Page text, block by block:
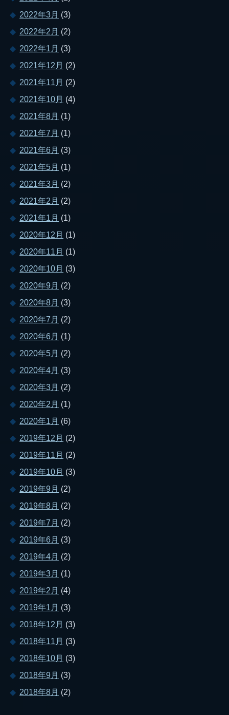
2022年3月 (3)
2022年2月 (2)
2022年1月 (3)
2021年12月 (2)
2021年11月 (2)
2021年10月 (4)
2021年8月 (1)
2021年7月 (1)
2021年6月 (3)
2021年5月 (1)
2021年3月 (2)
2021年2月 (2)
2021年1月 (1)
2020年12月 (1)
2020年11月 (1)
2020年10月 (3)
2020年9月 (2)
2020年8月 (3)
2020年7月 (2)
2020年6月 (1)
2020年5月 (2)
2020年4月 (3)
2020年3月 (2)
2020年2月 (1)
2020年1月 (6)
2019年12月 (2)
2019年11月 (2)
2019年10月 (3)
2019年9月 (2)
2019年8月 (2)
2019年7月 (2)
2019年6月 (3)
2019年4月 (2)
2019年3月 (1)
2019年2月 (4)
2019年1月 (3)
2018年12月 (3)
2018年11月 (3)
2018年10月 (3)
2018年9月 (3)
2018年8月 (2)